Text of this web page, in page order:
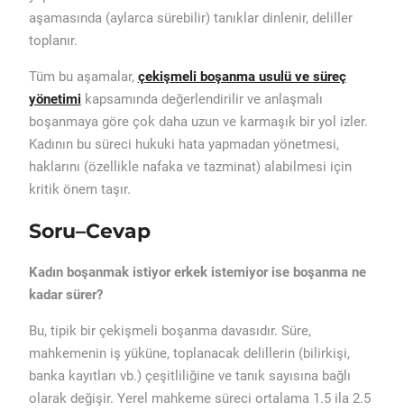
aşamasında (aylarca sürebilir) tanıklar dinlenir, deliller
toplanır.
Tüm bu aşamalar, çekişmeli boşanma usulü ve süreç
yönetimi kapsamında değerlendirilir ve anlaşmalı
boşanmaya göre çok daha uzun ve karmaşık bir yol izler.
Kadının bu süreci hukuki hata yapmadan yönetmesi,
haklarını (özellikle nafaka ve tazminat) alabilmesi için
kritik önem taşır.
Soru–Cevap
Kadın boşanmak istiyor erkek istemiyor ise boşanma ne
kadar sürer?
Bu, tipik bir çekişmeli boşanma davasıdır. Süre,
mahkemenin iş yüküne, toplanacak delillerin (bilirkişi,
banka kayıtları vb.) çeşitliliğine ve tanık sayısına bağlı
olarak değişir. Yerel mahkeme süreci ortalama 1.5 ila 2.5